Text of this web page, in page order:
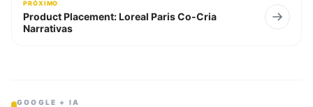
PRÓXIMO
Product Placement: Loreal Paris Co-Cria
Narrativas
GOOGLE + IA